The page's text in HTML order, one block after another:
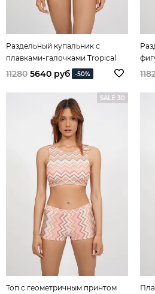
Раздельный купальник с
плавками-галочками Tropical
Fever
11280 5640 руб -50%
SALE 30
Топ с геометричным принтом